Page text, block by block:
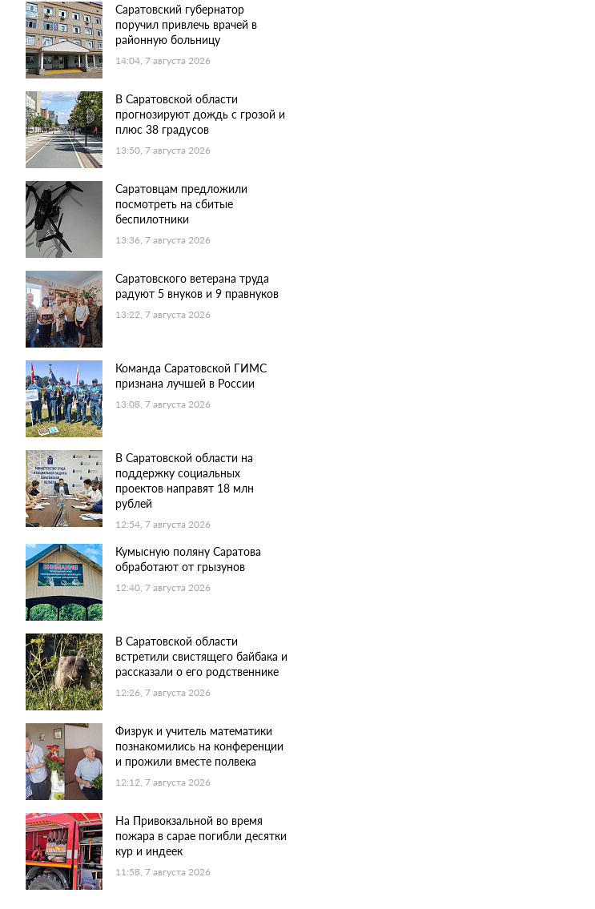
Саратовский губернатор
поручил привлечь врачей в
районную больницу
14:04, 7 августа 2026
В Саратовской области
прогнозируют дождь с грозой и
плюс 38 градусов
13:50, 7 августа 2026
Саратовцам предложили
посмотреть на сбитые
беспилотники
13:36, 7 августа 2026
Саратовского ветерана труда
радуют 5 внуков и 9 правнуков
13:22, 7 августа 2026
Команда Саратовской ГИМС
признана лучшей в России
13:08, 7 августа 2026
В Саратовской области на
поддержку социальных
проектов направят 18 млн
рублей
12:54, 7 августа 2026
Кумысную поляну Саратова
обработают от грызунов
12:40, 7 августа 2026
В Саратовской области
встретили свистящего байбака и
рассказали о его родственнике
12:26, 7 августа 2026
Физрук и учитель математики
познакомились на конференции
и прожили вместе полвека
12:12, 7 августа 2026
На Привокзальной во время
пожара в сарае погибли десятки
кур и индеек
11:58, 7 августа 2026